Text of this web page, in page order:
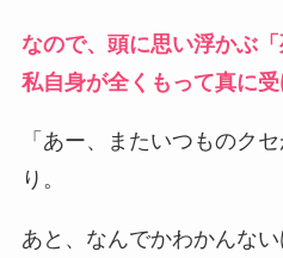
なので、頭に思い浮かぶ「
私自身が全くもって真に受
「あー、またいつものク
り。
あと、なんでかわかんな